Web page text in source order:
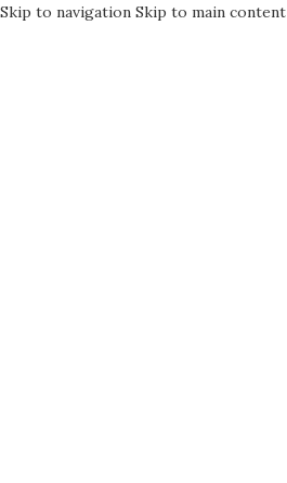
Skip to navigation Skip to main content